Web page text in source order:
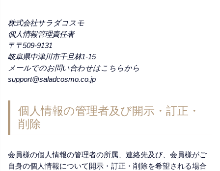
株式会社サラダコスモ
個人情報管理責任者
〒509-9131
岐阜県中津川市千旦林1-15
メールでのお問い合わせはこちらから
support@saladcosmo.co.jp
個人情報の管理者及び開示・訂正・
削除
会員様の個人情報の管理者の所属、連絡先及び、会員様がご
自身の個人情報について開示・訂正・削除を希望される場合